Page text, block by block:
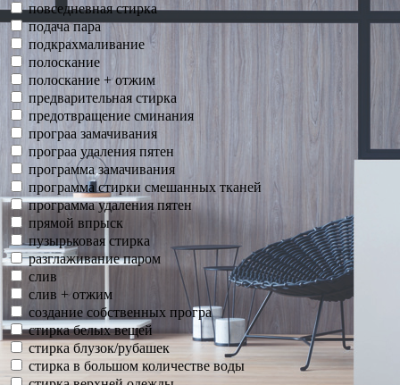
повседневная стирка
подача пара
подкрахмаливание
полоскание
полоскание + отжим
предварительная стирка
предотвращение сминания
програа замачивания
програа удаления пятен
программа замачивания
программа стирки смешанных тканей
программа удаления пятен
прямой впрыск
пузырьковая стирка
разглаживание паром
слив
слив + отжим
создание собственных програ
стирка белых вещей
стирка блузок/рубашек
стирка в большом количестве воды